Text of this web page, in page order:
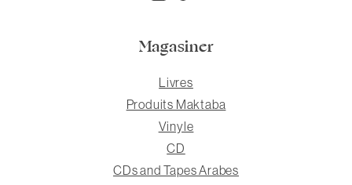
Magasiner
Livres
Produits Maktaba
Vinyle
CD
CDs and Tapes Arabes